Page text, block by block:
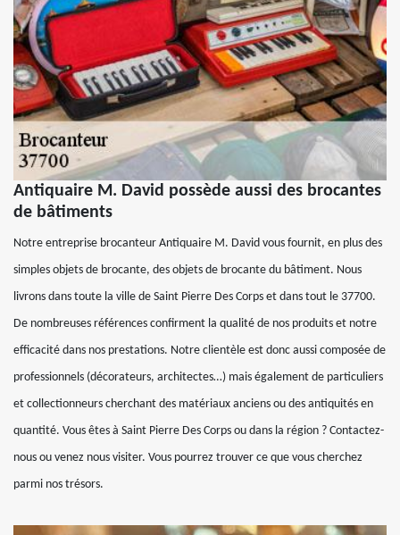
Antiquaire M. David possède aussi des brocantes
de bâtiments
Notre entreprise brocanteur Antiquaire M. David vous fournit, en plus des
simples objets de brocante, des objets de brocante du bâtiment. Nous
livrons dans toute la ville de Saint Pierre Des Corps et dans tout le 37700.
De nombreuses références confirment la qualité de nos produits et notre
efficacité dans nos prestations. Notre clientèle est donc aussi composée de
professionnels (décorateurs, architectes…) mais également de particuliers
et collectionneurs cherchant des matériaux anciens ou des antiquités en
quantité. Vous êtes à Saint Pierre Des Corps ou dans la région ? Contactez-
nous ou venez nous visiter. Vous pourrez trouver ce que vous cherchez
parmi nos trésors.